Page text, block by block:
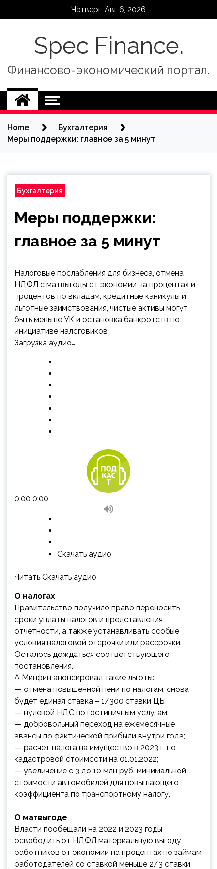
Четверг, Авг 6, 2026
Spec Finance.
Финансово-экономический портал.
Home
Бухгалтерия
Меры поддержки: главное за 5 минут
Бухгалтерия
Меры поддержки:
главное за 5 минут
Налоговые послабления для бизнеса, отмена
НДФЛ с матвыгоды от экономии на процентах и
процентов по вкладам, кредитные каникулы и
льготные заимствования, чистые активы могут
быть меньше УК и остановка банкротств по
инициативе налоговиков
Загрузка аудио…
0:00 0:00
Скачать аудио
Читать Скачать аудио
О налогах
Правительство получило право переносить
сроки уплаты налогов и представления
отчетности, а также устанавливать особые
условия налоговой отсрочки или рассрочки.
Осталось дождаться соответствующего
постановления.
А Минфин анонсировал такие льготы:
— отмена повышенной пени по налогам, снова
будет единая ставка – 1/300 ставки ЦБ;
— нулевой НДС по гостиничным услугам;
— добровольный переход на ежемесячные
авансы по фактической прибыли внутри года;
— расчет налога на имущество в 2023 г. по
кадастровой стоимости на 01.01.2022;
— увеличение с 3 до 10 млн руб. минимальной
стоимости автомобилей для повышающего
коэффициента по транспортному налогу.
О матвыгоде
Власти пообещали на 2022 и 2023 годы
освободить от НДФЛ материальную выгоду
работников от экономии на процентах по займам
работодателей со ставкой меньше 2/3 ставки